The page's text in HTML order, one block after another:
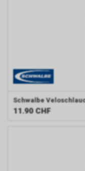
Schwalbe
11.90 CHF